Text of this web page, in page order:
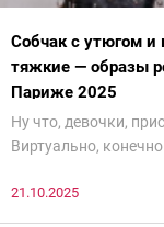
Собчак с утюгом и
тяжкие — образы
Париже 2025
Ну что, девочки,
Виртуально, конечно.
21.10.2025